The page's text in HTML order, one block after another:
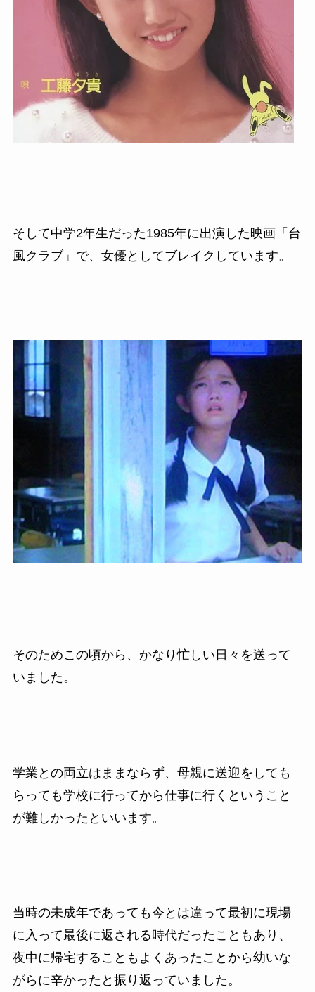
そして中学2年生だった1985年に出演した映画「台
風クラブ」で、女優としてブレイクしています。
そのためこの頃から、かなり忙しい日々を送って
いました。
学業との両立はままならず、母親に送迎をしても
らっても学校に行ってから仕事に行くということ
が難しかったといいます。
当時の未成年であっても今とは違って最初に現場
に入って最後に返される時代だったこともあり、
夜中に帰宅することもよくあったことから幼いな
がらに辛かったと振り返っていました。